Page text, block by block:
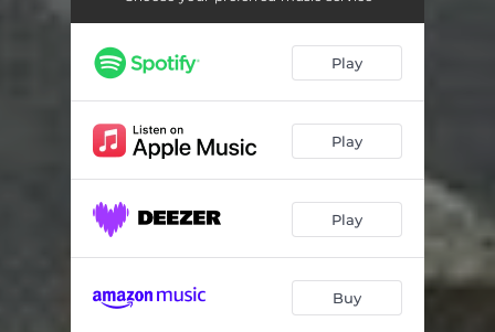
Skog Brudmarsch 05:49
Ängsälvor 04:32
Vänner och Fränder 03:37
Hia Hia Svärmor 02:39
Hvittenland 03:30
Play
Play
Play
Buy